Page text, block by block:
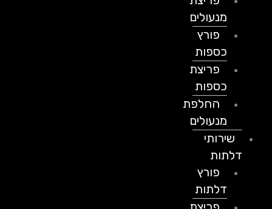
מנעולים
פורץ
כספות
פריצת
כספות
החלפת
מנעולים
שירותי
דלתות
פורץ
דלתות